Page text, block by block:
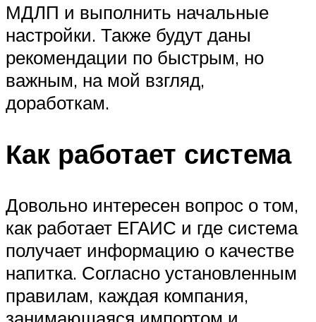
МДЛП и выполнить начальные
настройки. Также будут даны
рекомендации по быстрым, но
важным, на мой взгляд,
доработкам.
Как работает система
Довольно интересен вопрос о том,
как работает ЕГАИС и где система
получает информацию о качестве
напитка. Согласно установленным
правилам, каждая компания,